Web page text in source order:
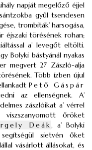
napját megelőző éjjel
gyűl tsendesen
trombiták’ harsogása,
éjszaki törésének rohan;
a’ levegőt eltölti.
Bolyki bástyánál nyakas
megvert 27 Zászló-alja
Több ízben újul
Pető Gáspár
az ellenségnek. A’
zászlóikat a’ vérrel
őröket
Deák, a’ Bolyki
sietvén őket
vásárlott állásokat, és